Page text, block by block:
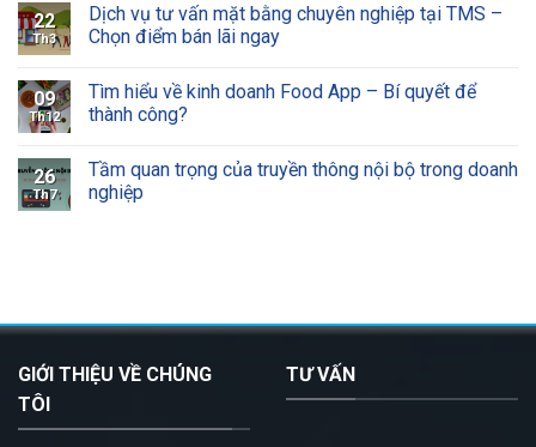
22
Th3
Dịch vụ tư vấn mặt bằng chuyên nghiệp tại TMS –
Chọn điểm bán lãi ngay
09
Th12
Tìm hiểu về kinh doanh Food App – Bí quyết để
thành công?
26
Th7
Tầm quan trọng của truyền thông nội bộ trong doanh
nghiệp
GIỚI THIỆU VỀ CHÚNG
TÔI
TƯ VẤN